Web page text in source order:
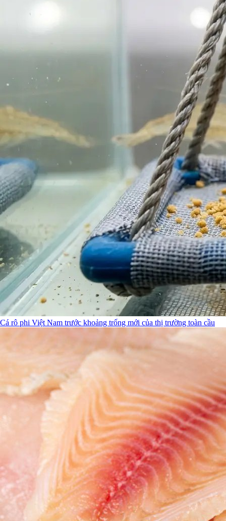
Cá rô phi Việt Nam trước khoảng trống mới của thị trường toàn cầu